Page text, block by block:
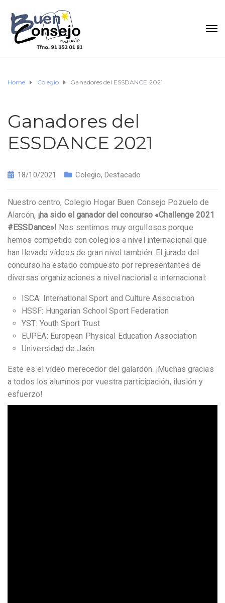
Home Colegio Ganadores del ESSDANCE 2021
Ganadores del
ESSDANCE 2021
18/10/2021 Colegio,Destacado
Nuestro centro, Colegio Hogar Buen Consejo Pozuelo de
Alarcón, ¡ha sido el ganador del concurso «Challenge 2021
#ESSDance»! Nos sentimos muy orgullosos porque
hemos competido con colegios a nivel internacional que
han llevado vídeos de gran nivel también. El jurado del
concurso ha estado compuesto por representantes de
diversas organizaciones a nivel nacional e internacional:
ISCA: International Sport and Culture Association
HSSF: Hungarian School Sport Federation
YST: Youth Sport Trust
EUPEA: European Physical Education Association
Universidad de Jaén
Este es el vídeo merecedor del galardón. ¡Muchas gracias
a todos los alumnos por vuestra participación, ilusión y
esfuerzo!